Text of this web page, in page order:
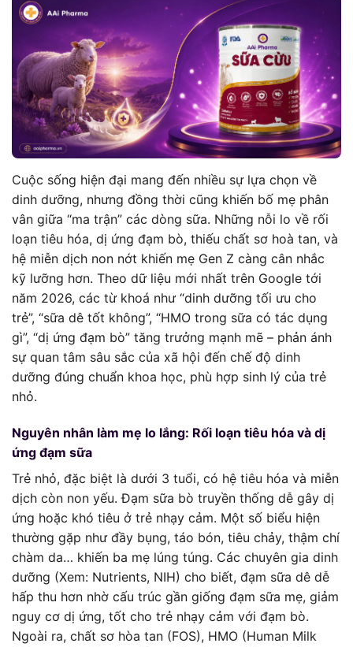
Cuộc sống hiện đại mang đến nhiều sự lựa chọn về
dinh dưỡng, nhưng đồng thời cũng khiến bố mẹ phân
vân giữa “ma trận” các dòng sữa. Những nỗi lo về rối
loạn tiêu hóa, dị ứng đạm bò, thiếu chất sơ hoà tan, và
hệ miễn dịch non nớt khiến mẹ Gen Z càng cân nhắc
kỹ lưỡng hơn. Theo dữ liệu mới nhất trên Google tới
năm 2026, các từ khoá như “dinh dưỡng tối ưu cho
trẻ”, “sữa dê tốt không”, “HMO trong sữa có tác dụng
gì”, “dị ứng đạm bò” tăng trưởng mạnh mẽ – phản ánh
sự quan tâm sâu sắc của xã hội đến chế độ dinh
dưỡng đúng chuẩn khoa học, phù hợp sinh lý của trẻ
nhỏ.
Nguyên nhân làm mẹ lo lắng: Rối loạn tiêu hóa và dị
ứng đạm sữa
Trẻ nhỏ, đặc biệt là dưới 3 tuổi, có hệ tiêu hóa và miễn
dịch còn non yếu. Đạm sữa bò truyền thống dễ gây dị
ứng hoặc khó tiêu ở trẻ nhạy cảm. Một số biểu hiện
thường gặp như đầy bụng, táo bón, tiêu chảy, thậm chí
chàm da… khiến ba mẹ lúng túng. Các chuyên gia dinh
dưỡng (Xem: Nutrients, NIH) cho biết, đạm sữa dê dễ
hấp thu hơn nhờ cấu trúc gần giống đạm sữa mẹ, giảm
nguy cơ dị ứng, tốt cho trẻ nhạy cảm với đạm bò.
Ngoài ra, chất sơ hòa tan (FOS), HMO (Human Milk